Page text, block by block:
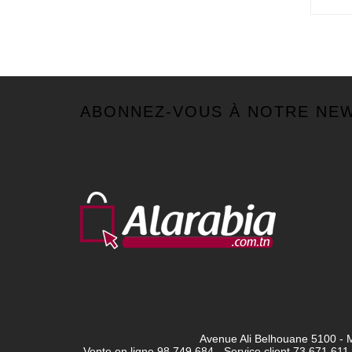
ABONNEZ-VOUS À NOTRE
Avenue Ali Belhouane 5100 -